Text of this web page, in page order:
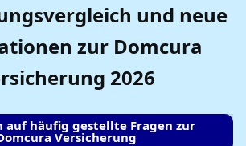
und neue
zur Domcura
2026
auf häufig gestellte Fragen zur
Versicherung